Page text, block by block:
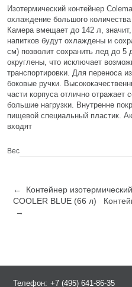
Изотермический контейнер
охлаждение большого
Камера вмещает до 142 л,
напитков будут охлаждены и
см) позволит сохранить лед до 5
округлены, что исключает
транспортировки. Для переноса
боковые ручки.
части корпуса отлично
большие нагрузки. Внутренне
пищевой специальный пластик.
входят
Вес
← Контейнер
COOLER BLUE (66 л)
→
Телефон: +7 (495) 641-86-35